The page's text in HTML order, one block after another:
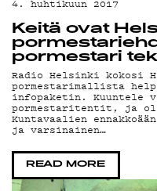
G
4. huhtikuun 2017
Keitä ovat
pormestari
Radio Helsinki kokosi
pormestarimallista
infopaketin.
pormestaritentit, ja
Kuntavaalien
ja varsinainen…
READ MORE